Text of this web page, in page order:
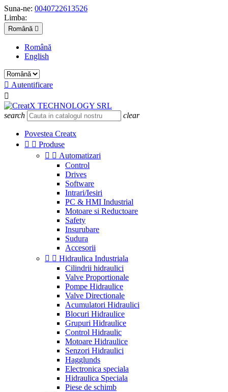
Suna-ne: 0040722613526
Limba:
Română 
Română
English
 Autentificare

search clear
Povestea Creatx
  Produse
  Automatizari
Control
Drives
Software
Intrari/Iesiri
PC & HMI Industrial
Motoare si Reductoare
Safety
Insurubare
Sudura
Accesorii
  Hidraulica Industriala
Cilindrii hidraulici
Valve Proportionale
Pompe Hidraulice
Valve Directionale
Acumulatori Hidraulici
Blocuri Hidraulice
Grupuri Hidraulice
Control Hidraulic
Motoare Hidraulice
Senzori Hidraulici
Hagglunds
Electronica speciala
Hidraulica Speciala
Piese de schimb